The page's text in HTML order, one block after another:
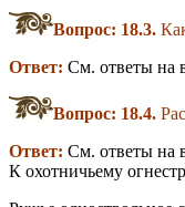
Вопрос: 18.3.
Ответ: См. ответы на
Вопрос: 18.4.
Ответ: См. ответы на
К охотничьему